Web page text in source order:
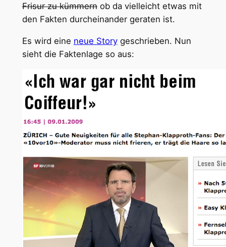
Frisur zu kümmernob da vielleicht etwas mit
den Fakten durcheinander geraten ist.
Es wird eine neue Storygeschrieben. Nun
sieht die Faktenlage so aus: